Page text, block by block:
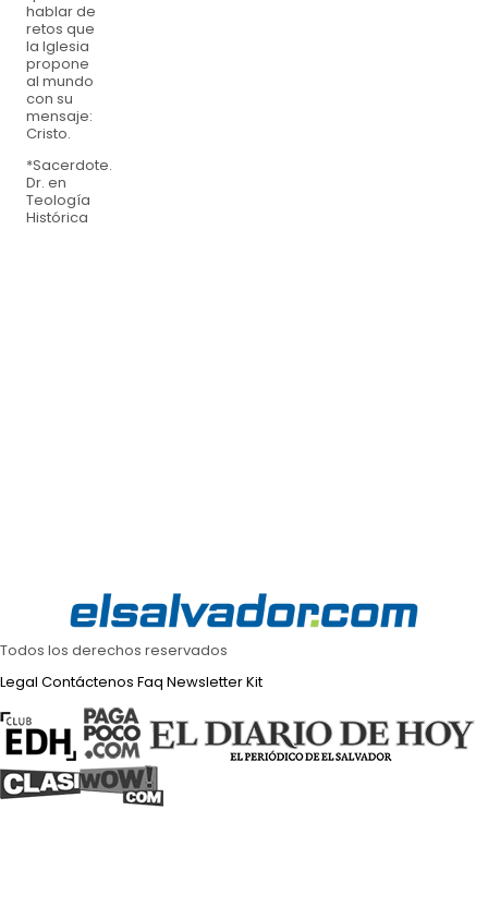
hablar de
retos que
la Iglesia
propone
al mundo
con su
mensaje:
Cristo.
*Sacerdote.
Dr. en
Teología
Histórica
Todos los derechos reservados
Legal Contáctenos Faq NewsletterKit